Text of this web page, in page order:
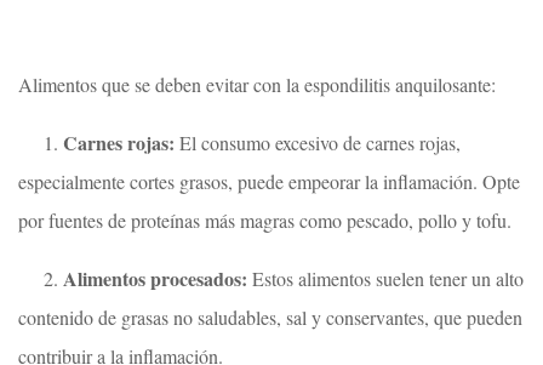
Alimentos que se deben evitar con la espondilitis anquilosante:
1. Carnes rojas: El consumo excesivo de carnes rojas,
especialmente cortes grasos, puede empeorar la inflamación. Opte
por fuentes de proteínas más magras como pescado, pollo y tofu.
2. Alimentos procesados: Estos alimentos suelen tener un alto
contenido de grasas no saludables, sal y conservantes, que pueden
contribuir a la inflamación.